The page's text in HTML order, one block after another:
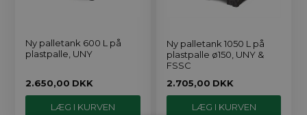
Ny palletank 600 L på
plastpalle, UNY
2.650,00 DKK
Ny palletank 1050 L på
plastpalle ø150, UNY &
FSSC
2.705,00 DKK